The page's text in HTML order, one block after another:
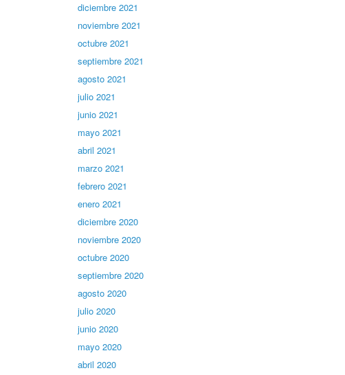
diciembre 2021
noviembre 2021
octubre 2021
septiembre 2021
agosto 2021
julio 2021
junio 2021
mayo 2021
abril 2021
marzo 2021
febrero 2021
enero 2021
diciembre 2020
noviembre 2020
octubre 2020
septiembre 2020
agosto 2020
julio 2020
junio 2020
mayo 2020
abril 2020